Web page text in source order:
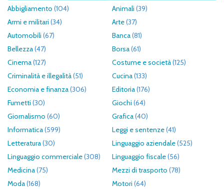
Abbigliamento (104) Animali (39)
Armi e militari (34) Arte(37)
Automobili (67) Banca(81)
Bellezza(47) Borsa(61)
Cinema(127) Costume e società(125)
Criminalità e illegalità(51) Cucina(133)
Economia e finanza(306) Editoria(176)
Fumetti (30) Giochi (64)
Giornalismo (60) Grafica(40)
Informatica(599) Leggi e sentenze(41)
Letteratura(30) Linguaggio aziendale(525)
Linguaggio commerciale(308) Linguaggio fiscale(56)
Medicina(75) Mezzi di trasporto (78)
Moda(168) Motori (64)